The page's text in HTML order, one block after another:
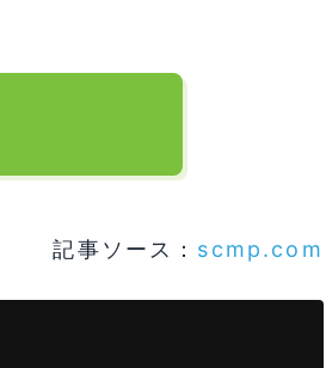
記事ソース： scmp.com